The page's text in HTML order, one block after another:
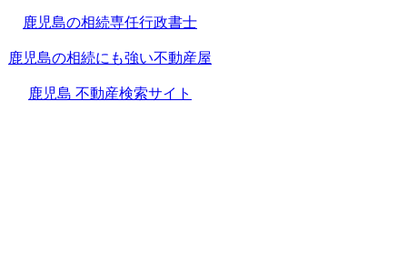
鹿児島の相続専任行政書士
鹿児島の相続にも強い不動産屋
鹿児島 不動産検索サイト